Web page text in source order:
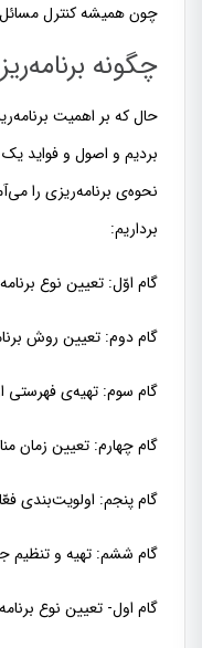
چون همیشه کنترل
چگونه
حال که بر اهمیت
بردیم و اصول و فواید یک
نحوه‌ی برنامه‌ریزی را
برداریم:
گام اوّل: تعیین نوع برنامه
گام دوم: تعیین روش
گام سوم: تهیه‌ی فهرستی
گام چهارم: تعیین زمان
گام پنجم: اولویت‌بندی
گام ششم: تهیه و تنظیم
گام اول- تعيين نوع برنامه